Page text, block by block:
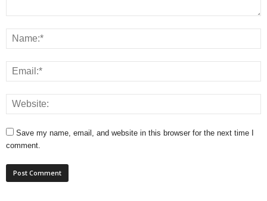
Save my name, email, and website in this browser for the next time I
comment.